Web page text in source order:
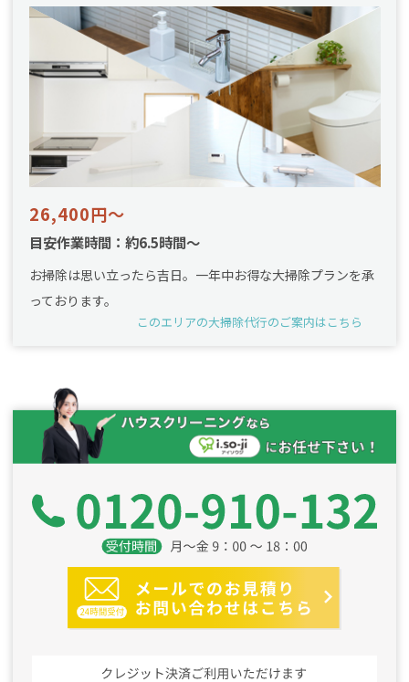
26,400円～
目安作業時間：約6.5時間～
お掃除は思い立ったら吉日。一年中お得な大掃除プランを承
っております。
このエリアの大掃除代行のご案内はこちら